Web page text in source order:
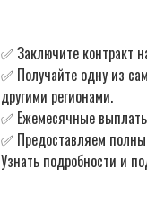
✅ Заключите контракт
✅ Получайте одну из
другими регионами.
✅ Ежемесячные
✅ Предоставляем
Узнать подробности и